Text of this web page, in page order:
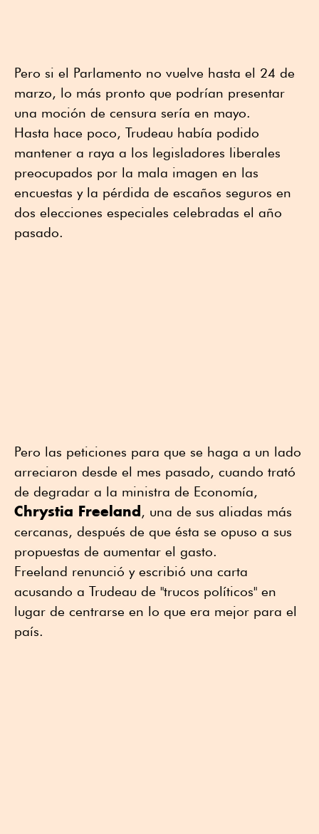
Pero si el Parlamento no vuelve hasta el 24 de
marzo, lo más pronto que podrían presentar
una moción de censura sería en mayo.
Hasta hace poco, Trudeau había podido
mantener a raya a los legisladores liberales
preocupados por la mala imagen en las
encuestas y la pérdida de escaños seguros en
dos elecciones especiales celebradas el año
pasado.
Pero las peticiones para que se haga a un lado
arreciaron desde el mes pasado, cuando trató
de degradar a la ministra de Economía,
Chrystia Freeland, una de sus aliadas más
cercanas, después de que ésta se opuso a sus
propuestas de aumentar el gasto.
Freeland renunció y escribió una carta
acusando a Trudeau de "trucos políticos" en
lugar de centrarse en lo que era mejor para el
país.